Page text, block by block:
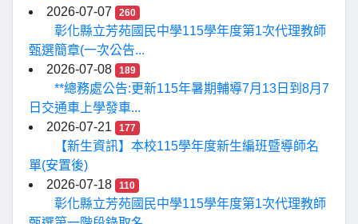
2026-07-07
260
彰化縣立芳苑國民中學115學年度第1次代理教師
甄選簡章(一次公告...
2026-07-08
189
**總務處公告:更新115年暑期輔導7月13日到8月7
日交通車上學發車...
2026-07-21
177
【新生資訊】本校115學年度新生編班暨導師名
單(安置後)
2026-07-18
110
彰化縣立芳苑國民中學115學年度第1次代理教師